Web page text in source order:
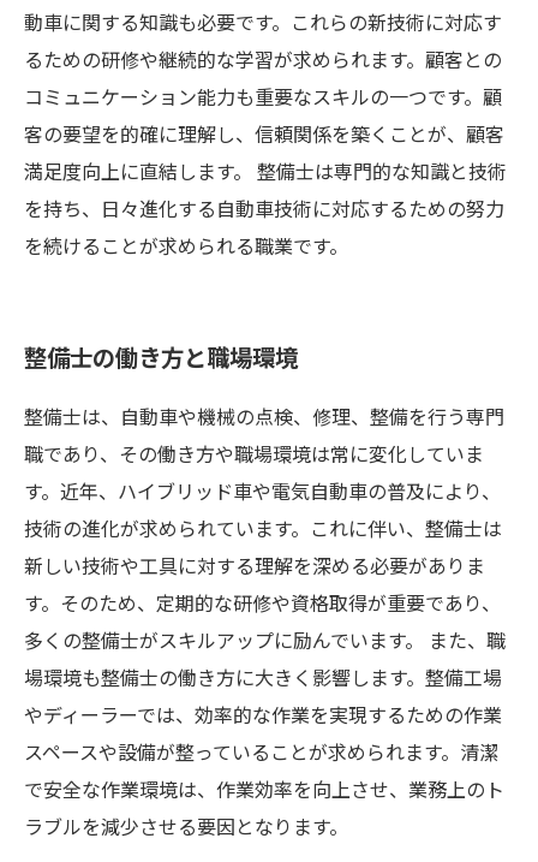
動車に関する知識も必要です。これらの新技術に対応す
るための研修や継続的な学習が求められます。顧客との
コミュニケーション能力も重要なスキルの一つです。顧
客の要望を的確に理解し、信頼関係を築くことが、顧客
満足度向上に直結します。 整備士は専門的な知識と技術
を持ち、日々進化する自動車技術に対応するための努力
を続けることが求められる職業です。
整備士の働き方と職場環境
整備士は、自動車や機械の点検、修理、整備を行う専門
職であり、その働き方や職場環境は常に変化していま
す。近年、ハイブリッド車や電気自動車の普及により、
技術の進化が求められています。これに伴い、整備士は
新しい技術や工具に対する理解を深める必要がありま
す。そのため、定期的な研修や資格取得が重要であり、
多くの整備士がスキルアップに励んでいます。 また、職
場環境も整備士の働き方に大きく影響します。整備工場
やディーラーでは、効率的な作業を実現するための作業
スペースや設備が整っていることが求められます。清潔
で安全な作業環境は、作業効率を向上させ、業務上のト
ラブルを減少させる要因となります。